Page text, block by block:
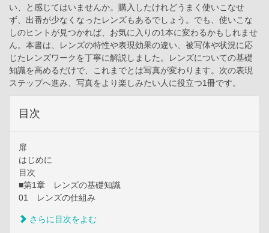
い、と感じてはいませんか。購入したけれどうまく使いこなせ
ず、出番が少なくなったレンズもあるでしょう。でも、使いこな
しのヒントが見つかれば、お気に入りの1本に変わるかもしれませ
ん。本書は、レンズの特性や表現効果の違い、被写体や状況に応
じたレンズワークを丁寧に解説しました。レンズについての基礎
知識を高めるだけで、これまでとは写真が変わります。次の表現
ステップへ進み、写真をより楽しみたい人に役立つ1冊です。
目次
扉
はじめに
目次
■第1章 レンズの基礎知識
01 レンズの仕組み
さらに目次をよむ